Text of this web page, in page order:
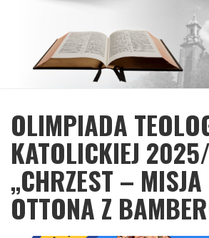
OLIMPIADA
KATOLICKIEJ
„CHRZEST – MISJA
OTTONA Z